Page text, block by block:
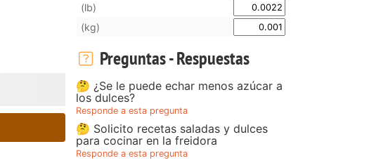
(lb)
(kg)
Preguntas - Respuestas
🤔 ¿Se le puede echar menos azúcar a
los dulces?
Responde a esta pregunta
🤔 Solicito recetas saladas y dulces
para cocinar en la freidora
Responde a esta pregunta